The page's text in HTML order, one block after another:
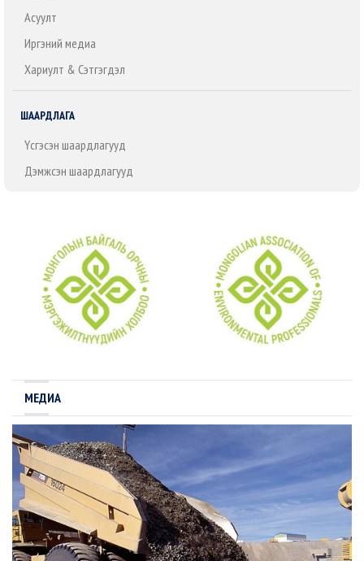
Асуулт
Иргэний медиа
Хариулт & Сэтгэгдэл
ШААРДЛАГА
Үүсгэсэн шаардлагууд
Дэмжсэн шаардлагууд
МЕДИА